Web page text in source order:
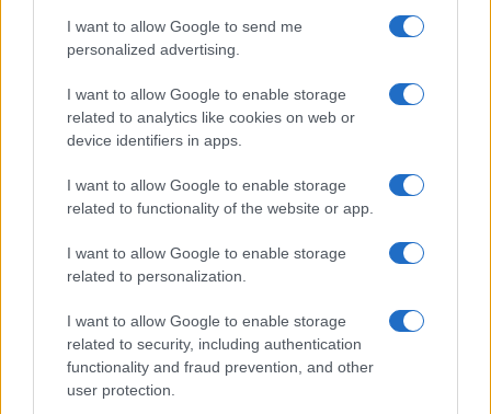
I want to allow Google to send me
personalized advertising.
I want to allow Google to enable storage
related to analytics like cookies on web or
device identifiers in apps.
I want to allow Google to enable storage
related to functionality of the website or app.
I want to allow Google to enable storage
related to personalization.
I want to allow Google to enable storage
related to security, including authentication
functionality and fraud prevention, and other
user protection.
ripari
diSalvatore Di Bartolo
27 Giugno 2025, 17:00